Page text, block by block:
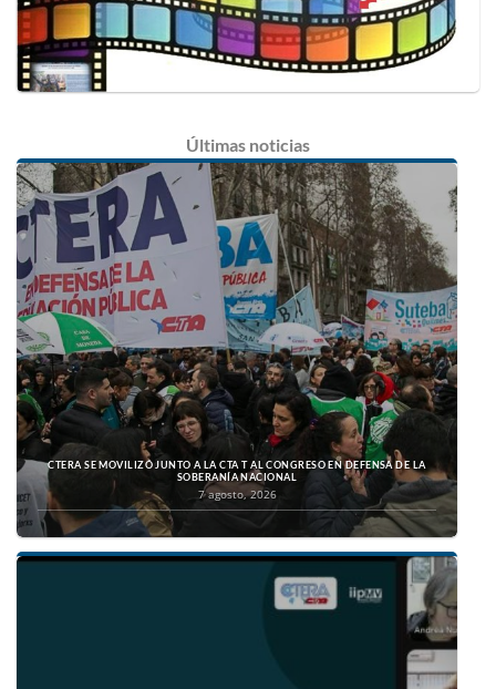
Últimas noticias
CTERA SE MOVILIZÓ JUNTO A LA CTA T AL CONGRESO EN DEFENSA DE LA
SOBERANÍA NACIONAL
7 agosto, 2026